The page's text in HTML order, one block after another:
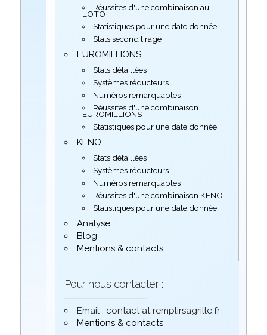
Réussites d'une combinaison au
LOTO
Statistiques pour une date donnée
Stats second tirage
EUROMILLIONS
Stats détaillées
Systèmes réducteurs
Numéros remarquables
Réussites d'une combinaison
EUROMILLIONS
Statistiques pour une date donnée
KENO
Stats détaillées
Systèmes réducteurs
Numéros remarquables
Réussites d'une combinaison KENO
Statistiques pour une date donnée
Analyse
Blog
Mentions & contacts
Pour nous contacter :
Email : contact at remplirsagrille.fr
Mentions & contacts